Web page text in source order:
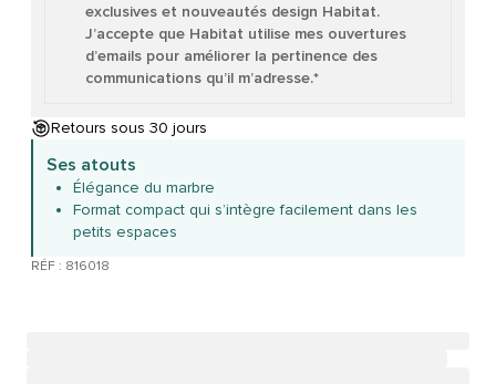
exclusives et nouveautés design Habitat.
J’accepte que Habitat utilise mes ouvertures
d’emails pour améliorer la pertinence des
communications qu’il m’adresse.*
Retours sous 30 jours
Ses atouts
Élégance du marbre
Format compact qui s’intègre facilement dans les
petits espaces
RÉF : 816018